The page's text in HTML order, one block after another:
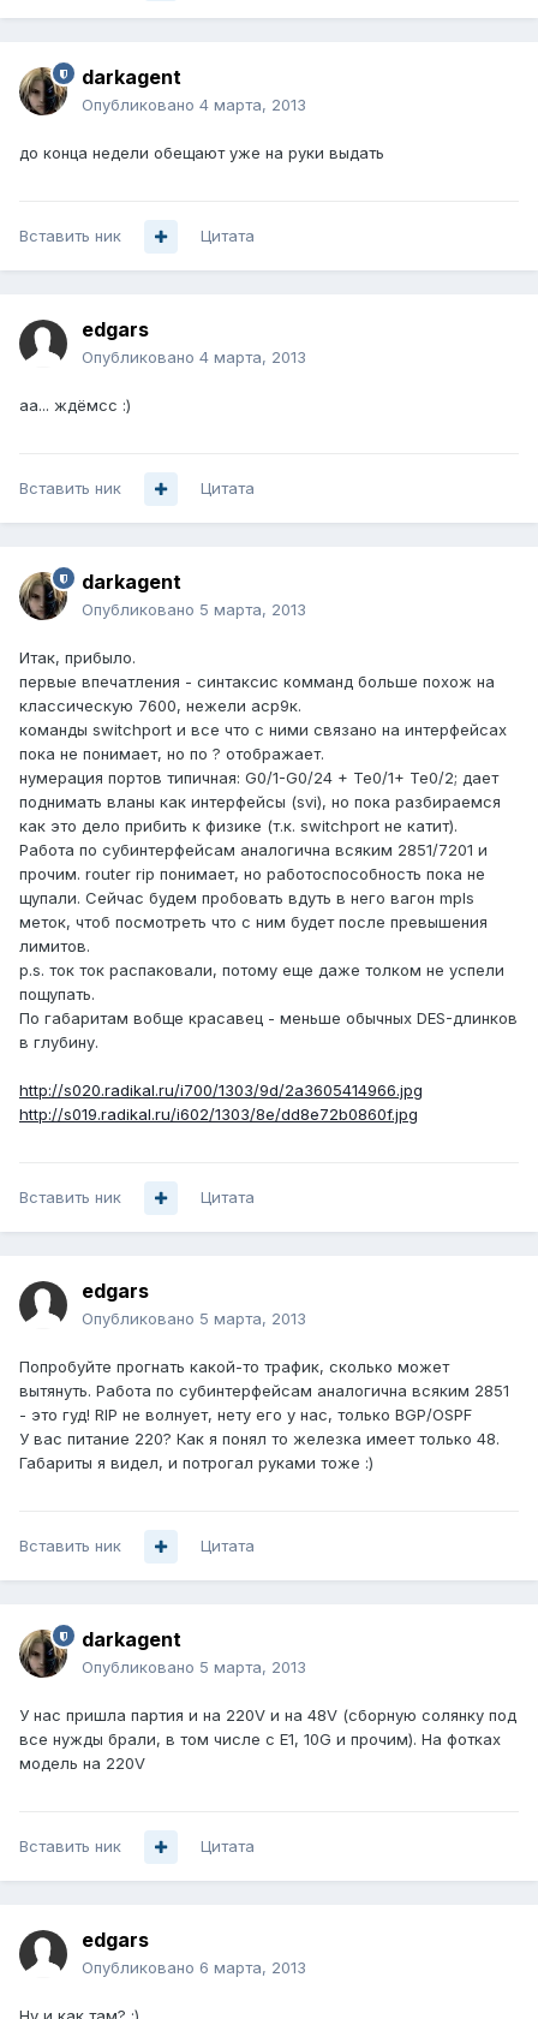
darkagent
Опубликовано 4 марта, 2013
до конца недели обещают уже на руки выдать
Вставить ник Цитата
edgars
Опубликовано 4 марта, 2013
аа... ждёмсс :)
Вставить ник Цитата
darkagent
Опубликовано 5 марта, 2013
Итак, прибыло.
первые впечатления - синтаксис комманд больше похож на
классическую 7600, нежели аср9к.
команды switchport и все что с ними связано на интерфейсах
пока не понимает, но по ? отображает.
нумерация портов типичная: G0/1-G0/24 + Te0/1+ Te0/2; дает
поднимать вланы как интерфейсы (svi), но пока разбираемся
как это дело прибить к физике (т.к. switchport не катит).
Работа по субинтерфейсам аналогична всяким 2851/7201 и
прочим. router rip понимает, но работоспособность пока не
щупали. Сейчас будем пробовать вдуть в него вагон mpls
меток, чтоб посмотреть что с ним будет после превышения
лимитов.
p.s. ток ток распаковали, потому еще даже толком не успели
пощупать.
По габаритам вобще красавец - меньше обычных DES-длинков
в глубину.
http://s020.radikal.ru/i700/1303/9d/2a3605414966.jpg
http://s019.radikal.ru/i602/1303/8e/dd8e72b0860f.jpg
Вставить ник Цитата
edgars
Опубликовано 5 марта, 2013
Попробуйте прогнать какой-то трафик, сколько может
вытянуть. Работа по субинтерфейсам аналогична всяким 2851
- это гуд! RIP не волнует, нету его у нас, только BGP/OSPF
У вас питание 220? Как я понял то железка имеет только 48.
Габариты я видел, и потрогал руками тоже :)
Вставить ник Цитата
darkagent
Опубликовано 5 марта, 2013
У нас пришла партия и на 220V и на 48V (сборную солянку под
все нужды брали, в том числе с E1, 10G и прочим). На фотках
модель на 220V
Вставить ник Цитата
edgars
Опубликовано 6 марта, 2013